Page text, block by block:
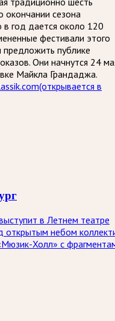
окончании сезона
в год дается около 120
фестивали этого
предложить публике
Они начнутся 24
Майкла Грандаджа.
(открывается в
в Летнем театре
открытым небом
Холл» с